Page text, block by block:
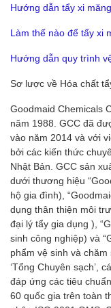
Hướng dẫn tẩy xi
Làm thế nào để tẩy xi
Hướng dẫn quy trình
Sơ lược về Hóa chất
Goodmaid Chemicals
năm 1988. GCC đã
vào năm 2014 và với
bởi các kiến thức
Nhật Bản. GCC sản
dưới thương hiệu
hộ gia đình),
dụng thân thiện môi
đại lý tẩy gia dụng ),
sinh công nghiệp) và
phẩm vệ sinh và
‘Tổng Chuyên sạch’,
đáp ứng các tiêu
60 quốc gia trên toàn